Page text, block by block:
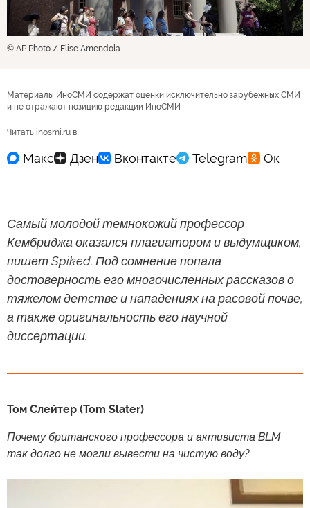
© AP Photo / Elise Amendola
Материалы ИноСМИ содержат оценки исключительно зарубежных СМИ
и не отражают позицию редакции ИноСМИ
Читать inosmi.ru в
Самый молодой темнокожий профессор
Кембриджа оказался плагиатором и выдумщиком,
пишет Spiked. Под сомнение попала
достоверность его многочисленных рассказов о
тяжелом детстве и нападениях на расовой почве,
а также оригинальность его научной
диссертации.
Том Слейтер (Tom Slater)
Почему британского профессора и активиста BLM
так долго не могли вывести на чистую воду?